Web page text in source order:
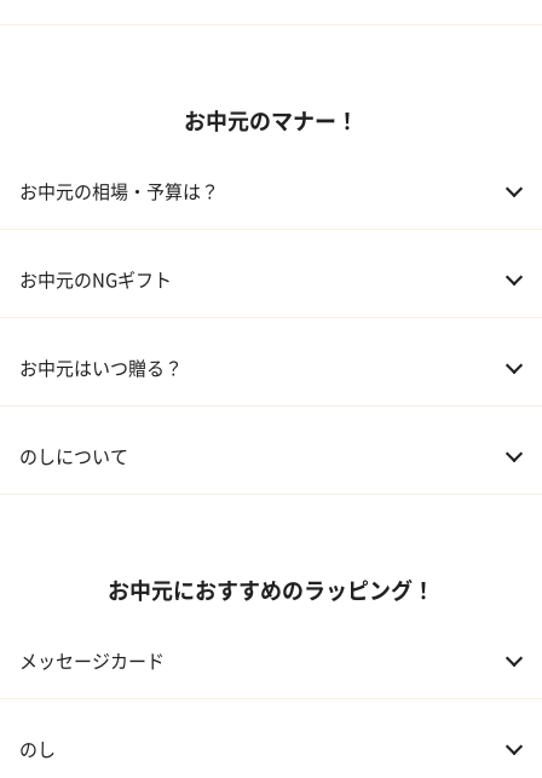
03 ギフトカタログ
お中元のマナー！
お中元の相場・予算は？
02 兄弟、姉妹 3,000～5,000円
04 会社の上司 5,000円程度
お中元のNGギフト
お中元はいつ贈る？
のしについて
お中元におすすめのラッピング！
メッセージカード
のし